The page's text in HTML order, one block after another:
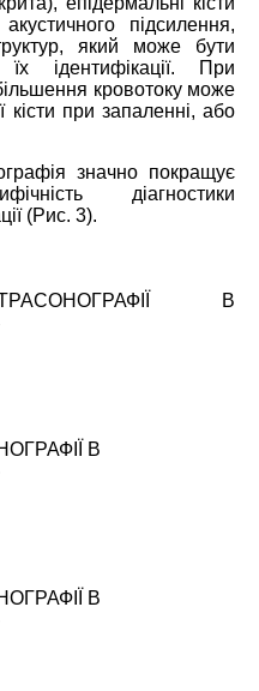
підсилення,
який може бути
ідентифікації. При
кровотоку може
при запаленні, або
значно покращує
діагностики
(Рис. 3).